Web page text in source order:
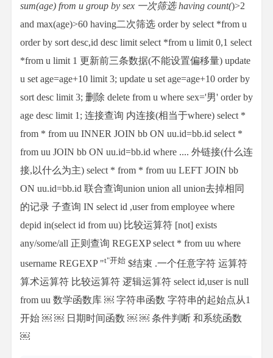
sum(age) from u group by sex 一次筛选 having count()>2
and max(age)>60 having二次筛选 order by select *from u
order by sort desc,id desc limit select *from u limit 0,1 select
*from u limit 1 更新前三条数据(不能设置偏移量) update
u set age=age+10 limit 3; update u set age=age+10 order by
sort desc limit 3; 删除 delete from u where sex='男' order by
age desc limit 1; 连接查询 内连接(相当于where) select *
from * from uu INNER JOIN bb ON uu.id=bb.id select *
from uu JOIN bb ON uu.id=bb.id where .... 外链接(什么连
接,以什么为主) select * from * from uu LEFT JOIN bb
ON uu.id=bb.id 联合查询union union all union去掉相同
的记录 子查询 IN select id ,user from employee where
depid in(select id from uu) 比较运算符 [not] exists
any/some/all 正则查询 REGEXP select * from uu where
username REGEXP "t"开始 $结束 .一个任意字符 运算符
算术运算符 比较运算符 逻辑运算符 select id,user is null
from uu 数学函数库 ￼ 字符串函数 字符串的起始点从1
开始 ￼ ￼ 日期时间函数 ￼ ￼ 条件判断 和系统函数
￼